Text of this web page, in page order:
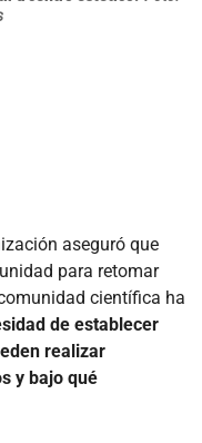
aseguró que
para retomar
científica ha
de establecer
realizar
y bajo qué